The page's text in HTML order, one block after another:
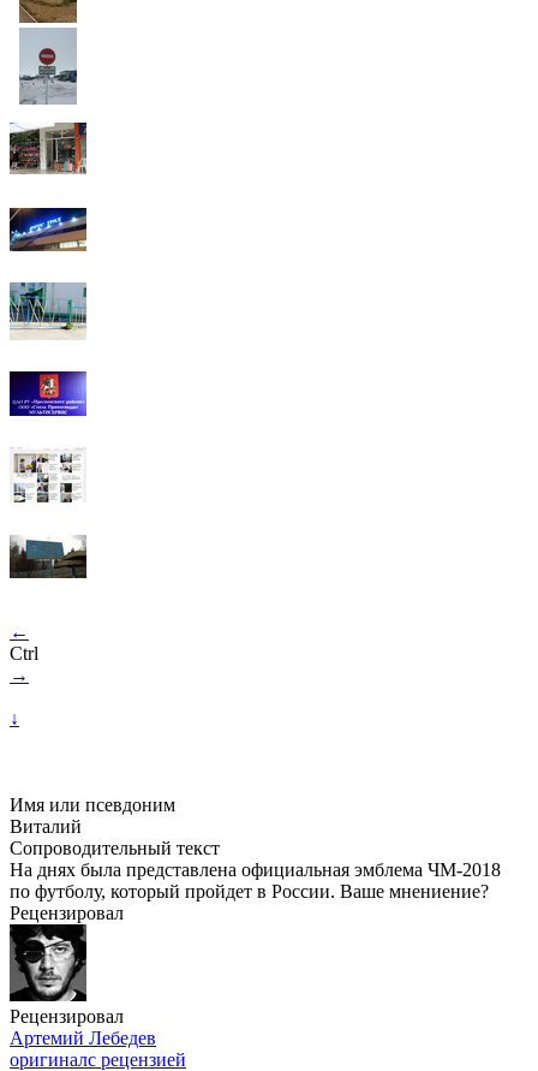
←
Ctrl
→
↓
Имя или псевдоним
Виталий
Сопроводительный текст
На днях была представлена официальная эмблема ЧМ-2018
по футболу, который пройдет в России. Ваше мнениение?
Рецензировал
Рецензировал
Артемий Лебедев
оригиналс рецензией